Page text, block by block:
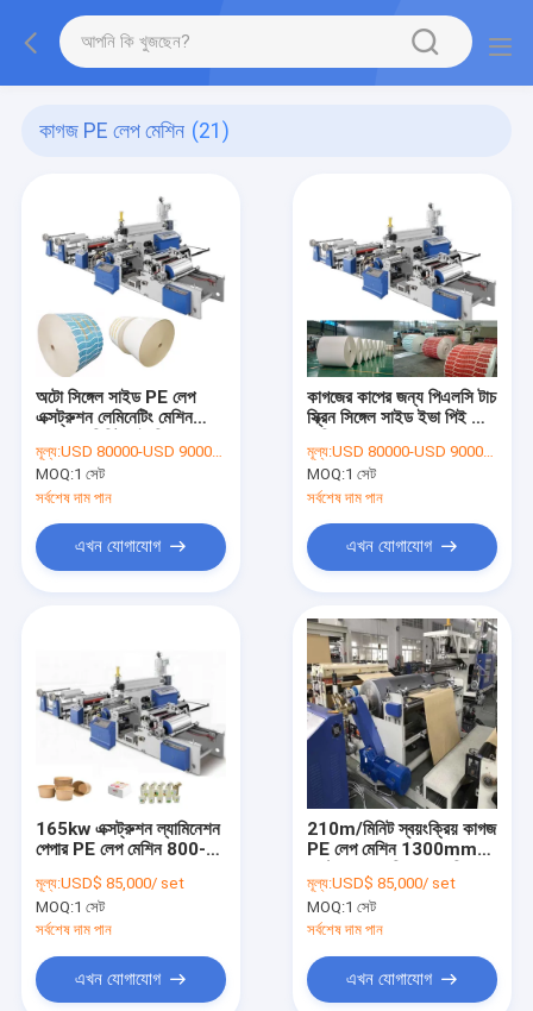
কাগজ PE লেপ মেশিন (21)
অটো সিঙ্গেল সাইড PE লেপ
এক্সট্রুশন লেমিনেটিং মেশিন
মূল্য:USD 80000-USD 90000 PER SET
MOQ:1 সেট
সর্বশেষ দাম পান
এখন যোগাযোগ
কাগজের কাপের জন্য পিএলসি টাচ
স্ক্রিন সিঙ্গেল সাইড ইভা পিই লেপ
মূল্য:USD 80000-USD 90000 PER SET
MOQ:1 সেট
সর্বশেষ দাম পান
এখন যোগাযোগ
165kw এক্সট্রুশন ল্যামিনেশন
পেপার PE লেপ মেশিন 800-
মূল্য:USD$ 85,000/ set
MOQ:1 সেট
সর্বশেষ দাম পান
এখন যোগাযোগ
210m/মিনিট স্বয়ংক্রিয় কাগজ
PE লেপ মেশিন 1300mm
মূল্য:USD$ 85,000/ set
MOQ:1 সেট
সর্বশেষ দাম পান
এখন যোগাযোগ